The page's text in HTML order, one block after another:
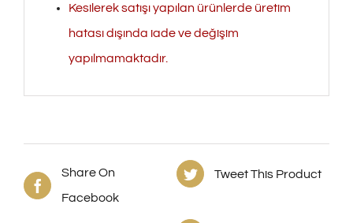
Kesilerek satışı yapılan ürünlerde üretim
hatası dışında iade ve değişim
yapılmamaktadır.
Share On
Facebook
Tweet This Product